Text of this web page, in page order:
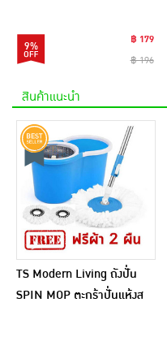
9%
฿ 179
฿ 196
สินค้าแนะนำ
TS Modern Living ถังปั่น
SPIN MOP ตะกร้าปั่นแห้งส